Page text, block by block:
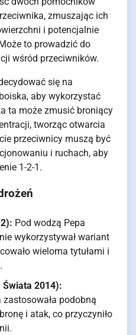
zmuszając ich
i potencjalnie
to prowadzić do
wśród przeciwników.
się na
aby wykorzystać
ta może zmusić broniący
tworząc otwarcia
przeciwnicy muszą być
i ruchach, aby
1-2-1.
Pod wodzą Pepa
wykorzystywał wariant
wieloma tytułami i
2014):
podobną
i atak, co przyczyniło